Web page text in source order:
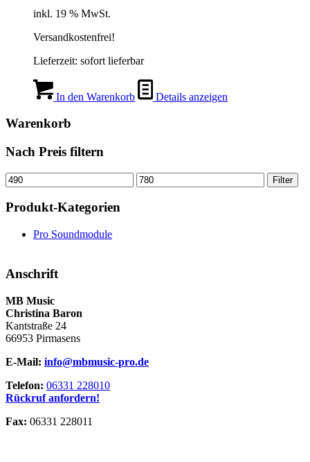
inkl. 19 % MwSt.
Versandkostenfrei!
Lieferzeit: sofort lieferbar
In den Warenkorb Details anzeigen
Warenkorb
Nach Preis filtern
Min.
Preis
Max.
Preis
Filter
Produkt-Kategorien
Pro Soundmodule
Anschrift
MB Music
Christina Baron
Kantstraße 24
66953 Pirmasens
E-Mail: info@mbmusic-pro.de
Telefon: 06331 228010
Rückruf anfordern!
Fax: 06331 228011